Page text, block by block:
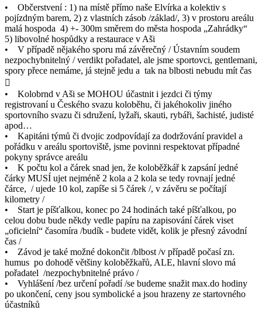
• Občerstvení : 1) na místě přímo naše Elvírka a kolektiv s
pojízdným barem, 2) z vlastních zásob /základ/, 3) v prostoru areálu
malá hospoda 4) +- 300m směrem do města hospoda „Zahrádky“
5) libovolné hospůdky a restaurace v Aši
• V případě nějakého sporu má závěrečný / Ústavním soudem
nezpochybnitelný / verdikt pořadatel, ale jsme sportovci, gentlemani,
spory přece nemáme, já stejně jedu a tak na blbosti nebudu mít čas

• Kolobrnd v Aši se MOHOU účastnit i jezdci či týmy
registrovaní u Českého svazu koloběhu, či jakéhokoliv jiného
sportovního svazu či sdružení, lyžaři, skauti, rybáři, šachisté, judisté
apod…
• Kapitáni týmů či dvojic zodpovídají za dodržování pravidel a
pořádku v areálu sportoviště, jsme povinni respektovat případné
pokyny správce areálu
• K počtu kol a čárek snad jen, že koloběžkář k zapsání jedné
čárky MUSÍ ujet nejméně 2 kola a 2 kola se tedy rovnají jedné
čárce, / ujede 10 kol, zapíše si 5 čárek /, v závěru se počítají
kilometry /
• Start je píšťalkou, konec po 24 hodinách také píšťalkou, po
celou dobu bude někdy vedle papíru na zapisování čárek viset
„oficielní“ časomíra /budík - budete vidět, kolik je přesný závodní
čas /
• Závod je také možné dokončit /blbost /v případě počasí zn.
humus po dohodě většiny koloběžkařů, ALE, hlavní slovo má
pořadatel /nezpochybnitelné právo /
• Vyhlášení /bez určení pořadí /se budeme snažit max.do hodiny
po ukončení, ceny jsou symbolické a jsou hrazeny ze startovného
účastníků